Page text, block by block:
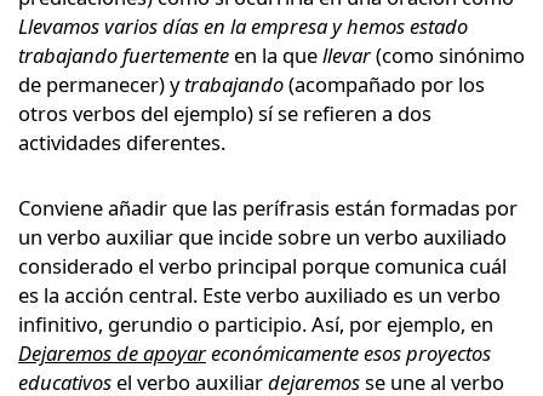
Llevamos varios días en la empresa y hemos estado
trabajando fuertemente en la quellevar(como sinónimo
de permanecer) ytrabajando(acompañado por los
otros verbos del ejemplo) sí se refieren a dos
actividades diferentes.
Conviene añadir que las perífrasis están formadas por
un verbo auxiliar que incide sobre un verbo auxiliado
considerado el verbo principal porque comunica cuál
es la acción central. Este verbo auxiliado es un verbo
infinitivo, gerundio o participio. Así, por ejemplo, en
Dejaremos de apoyareconómicamente esos proyectos
educativos el verbo auxiliardejaremosse une al verbo